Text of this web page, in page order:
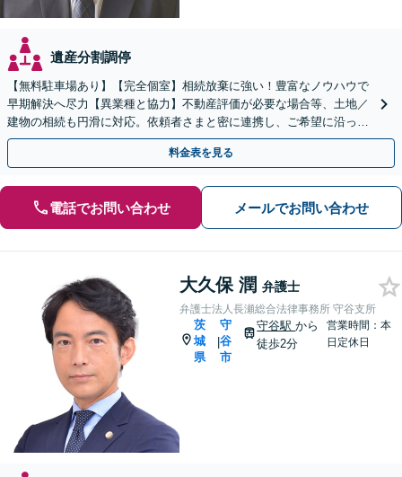
遺産分割調停
【無料駐車場あり】【完全個室】相続放棄に強い！豊富なノウハウで
早期解決へ尽力【異業種と協力】不動産評価が必要な場合等、土地／
建物の相続も円滑に対応。依頼者さまと密に連携し、ご希望に沿った
相続を目指します【夜間休日対応】【土浦駅よりバス3分】
料金表を見る
電話でお問い合わせ メールでお問い合わせ
大久保 潤 弁護士
弁護士法人長瀬総合法律事務所 守谷支所
茨
城
県
|
守
谷
市
守谷駅から
徒歩2分
営業時間：本
日定休日